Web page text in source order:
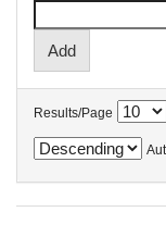
Results/Page